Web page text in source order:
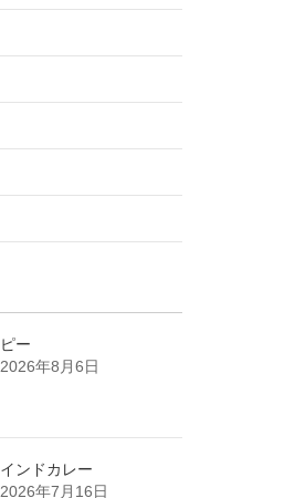
ピー
2026年8月6日
インドカレー
2026年7月16日